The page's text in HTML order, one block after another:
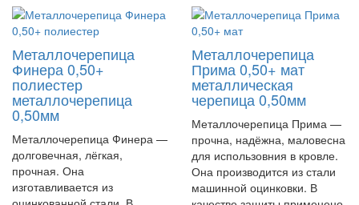
Металлочерепица
Финера 0,50+
полиестер
металлочерепица
0,50мм
Металлочерепица Финера —
долговечная, лёгкая,
прочная. Она
изготавливается из
Металлочерепица
Прима 0,50+ мат
металлическая
черепица 0,50мм
Металлочерепица Прима —
прочна, надёжна, маловесна
для использовния в кровле.
Она производится из стали
машинной оцинковки. В